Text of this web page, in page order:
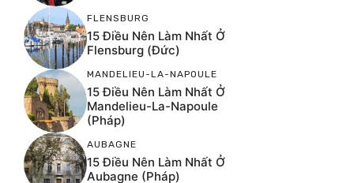
FLENSBURG
15 Điều Nên Làm Nhất Ở
Flensburg (Đức)
MANDELIEU-LA-NAPOULE
15 Điều Nên Làm Nhất Ở
Mandelieu-La-Napoule
(Pháp)
AUBAGNE
15 Điều Nên Làm Nhất Ở
Aubagne (Pháp)